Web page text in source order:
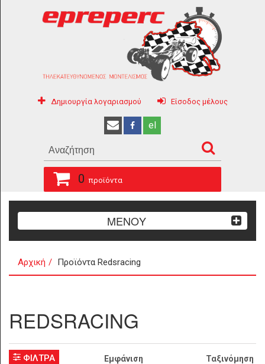
Δημιουργία λογαριασμού Είσοδος μέλους
el
0 προϊόντα
ΜΕΝΟΥ
Αρχική Προϊόντα Redsracing
REDSRACING
ΦΙΛΤΡΑ Εμφάνιση Ταξινόμηση